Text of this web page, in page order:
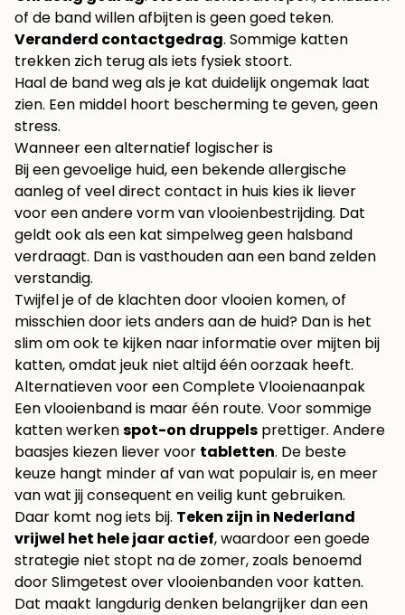
of de band willen afbijten is geen goed teken.
Veranderd contactgedrag. Sommige katten
trekken zich terug als iets fysiek stoort.
Haal de band weg als je kat duidelijk ongemak laat
zien. Een middel hoort bescherming te geven, geen
stress.
Wanneer een alternatief logischer is
Bij een gevoelige huid, een bekende allergische
aanleg of veel direct contact in huis kies ik liever
voor een andere vorm van vlooienbestrijding. Dat
geldt ook als een kat simpelweg geen halsband
verdraagt. Dan is vasthouden aan een band zelden
verstandig.
Twijfel je of de klachten door vlooien komen, of
misschien door iets anders aan de huid? Dan is het
slim om ook te kijken naar informatie over mijten bij
katten, omdat jeuk niet altijd één oorzaak heeft.
Alternatieven voor een Complete Vlooienaanpak
Een vlooienband is maar één route. Voor sommige
katten werkenspot-on druppels prettiger. Andere
baasjes kiezen liever voor tabletten. De beste
keuze hangt minder af van wat populair is, en meer
van wat jij consequent en veilig kunt gebruiken.
Daar komt nog iets bij. Teken zijn in Nederland
vrijwel het hele jaar actief, waardoor een goede
strategie niet stopt na de zomer, zoals benoemd
doorSlimgetest over vlooienbanden voor katten.
Dat maakt langdurig denken belangrijker dan een